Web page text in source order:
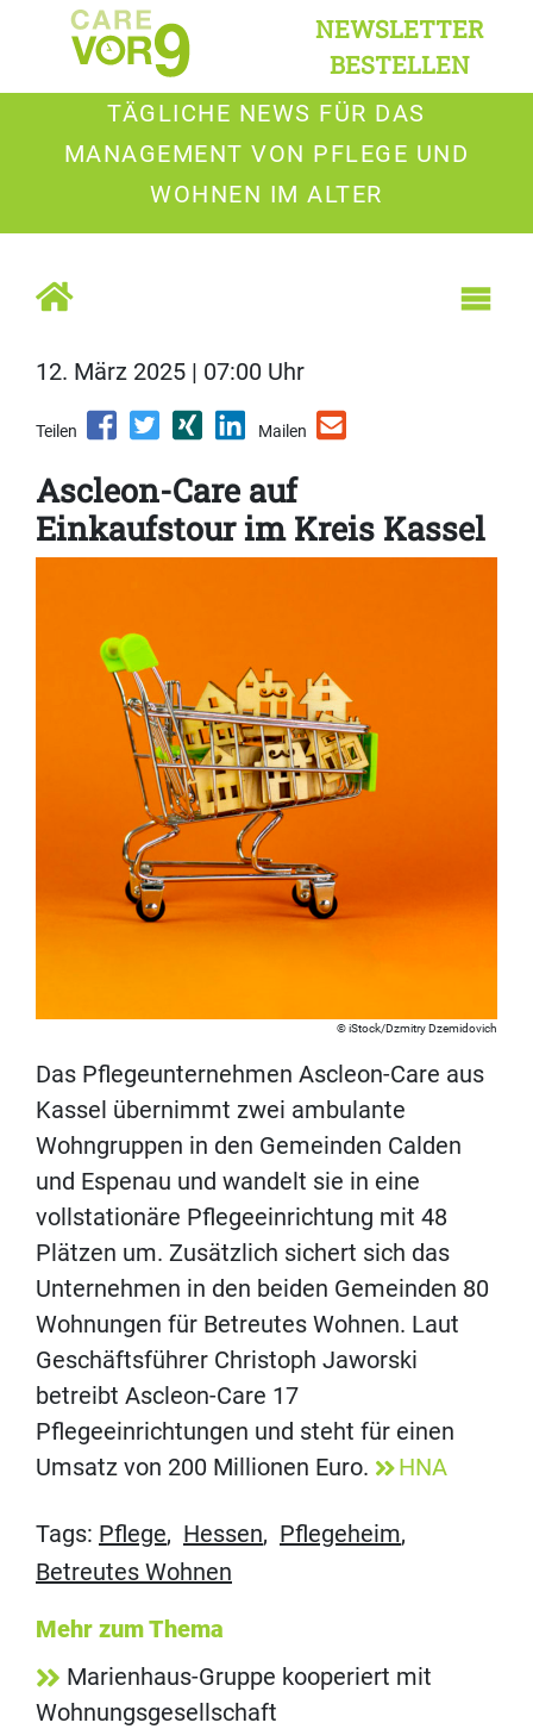
NEWSLETTER
BESTELLEN
TÄGLICHE NEWS FÜR DAS
MANAGEMENT VON PFLEGE UND
WOHNEN IM ALTER
12. März 2025 | 07:00 Uhr
Teilen Mailen
Ascleon-Care auf
Einkaufstour im Kreis Kassel
iStock/Dzmitry Dzemidovich
Das Pflegeunternehmen Ascleon-Care aus
Kassel übernimmt zwei ambulante
Wohngruppen in den Gemeinden Calden
und Espenau und wandelt sie in eine
vollstationäre Pflegeeinrichtung mit 48
Plätzen um. Zusätzlich sichert sich das
Unternehmen in den beiden Gemeinden 80
Wohnungen für Betreutes Wohnen. Laut
Geschäftsführer Christoph Jaworski
betreibt Ascleon-Care 17
Pflegeeinrichtungen und steht für einen
Umsatz von 200 Millionen Euro.
HNA
Tags: Pflege, Hessen, Pflegeheim,
Betreutes Wohnen
Mehr zum Thema
Marienhaus-Gruppe kooperiert mit
Wohnungsgesellschaft